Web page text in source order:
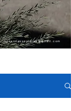
ikonandassociates@gmail.com